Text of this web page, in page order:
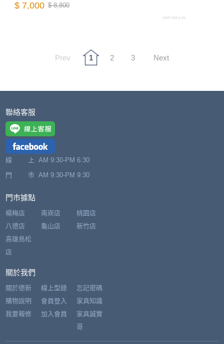
$ 7,000 $ 8,800
A007.558-6.26
Prev 1 2 3 Next
聯絡客服
線 上 AM 9:30-PM 6:30
門 市 AM 9:30-PM 9:30
門市據點
楊梅店
八德店
南崁店
龜山店
桃園店
新竹店
高雄鳥松
店
關於我們
關於德新
購物說明
我要報修
線上型錄
會員登入
加入會員
忘記密碼
家具知識
家具誠實
哥